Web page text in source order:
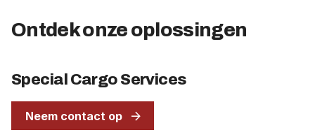
Ontdek onze oplossingen
Special Cargo Services
Neem contact op